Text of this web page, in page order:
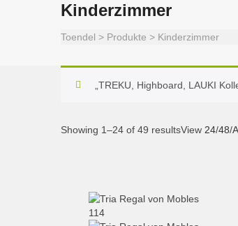
Kinderzimmer
Toendel > Produkte > Kinderzimmer
„TREKU, Highboard, LAUKI
Showing 1–24 of 49 resultsView 24/48/